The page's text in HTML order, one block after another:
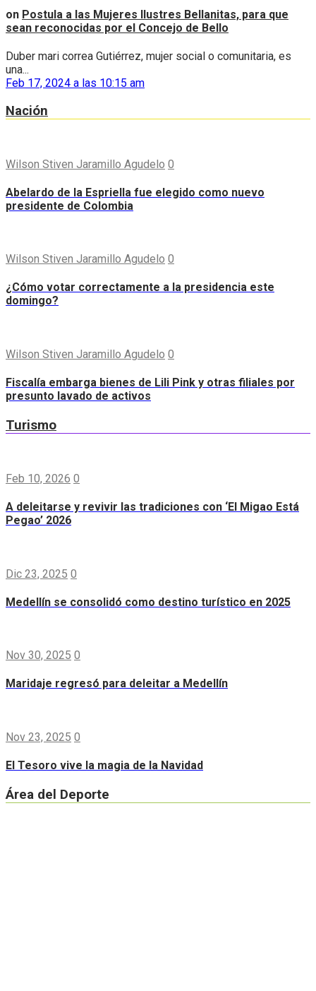
on Postula a las Mujeres Ilustres Bellanitas, para que
sean reconocidas por el Concejo de Bello
Duber mari correa Gutiérrez, mujer social o comunitaria, es
una...
Feb 17, 2024 a las 10:15 am
Nación
Wilson Stiven Jaramillo Agudelo 0
Abelardo de la Espriella fue elegido como nuevo
presidente de Colombia
Wilson Stiven Jaramillo Agudelo 0
¿Cómo votar correctamente a la presidencia este
domingo?
Wilson Stiven Jaramillo Agudelo 0
Fiscalía embarga bienes de Lili Pink y otras filiales por
presunto lavado de activos
Turismo
Feb 10, 2026 0
A deleitarse y revivir las tradiciones con ‘El Migao Está
Pegao’ 2026
Dic 23, 2025 0
Medellín se consolidó como destino turístico en 2025
Nov 30, 2025 0
Maridaje regresó para deleitar a Medellín
Nov 23, 2025 0
El Tesoro vive la magia de la Navidad
Área del Deporte